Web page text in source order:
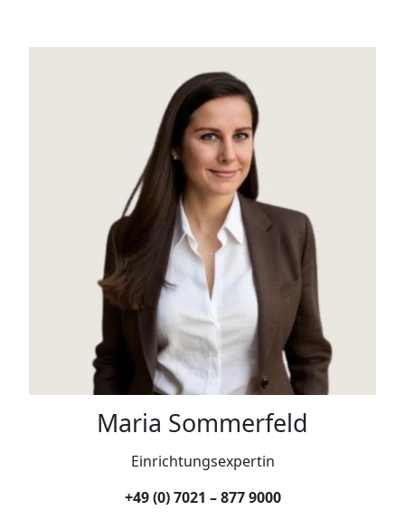
Maria Sommerfeld
Einrichtungsexpertin
+49 (0) 7021 – 877 9000